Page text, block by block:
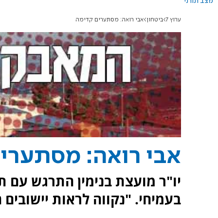
ערוץ 7 ביטחון אבי רואה: מסתערים קדימה
אבי רואה:
יו"ר מועצת בנימין התרגש
בעמיחי. "נקווה לראות